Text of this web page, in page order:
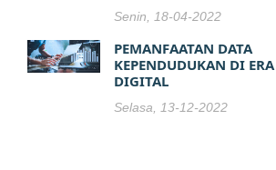
Senin, 18-04-2022
PEMANFAATAN DATA
KEPENDUDUKAN DI ERA
DIGITAL
Selasa, 13-12-2022